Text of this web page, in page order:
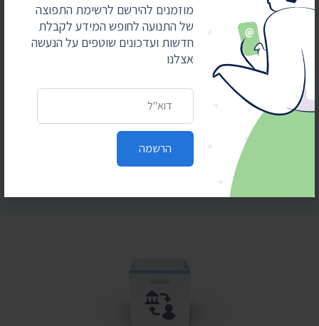
מוזמנים להירשם לרשימת התפוצה
של התנועה לחופש המידע לקבלת
חדשות ועדכונים שוטפים על הנעשה
אצלנו
הרשמה
כתובת דואר אלקטרוני
הרשמה